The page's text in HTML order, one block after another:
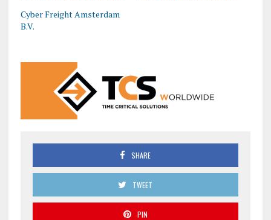
Cyber Freight Amsterdam
B.V.
SHARE
TWEET
PIN